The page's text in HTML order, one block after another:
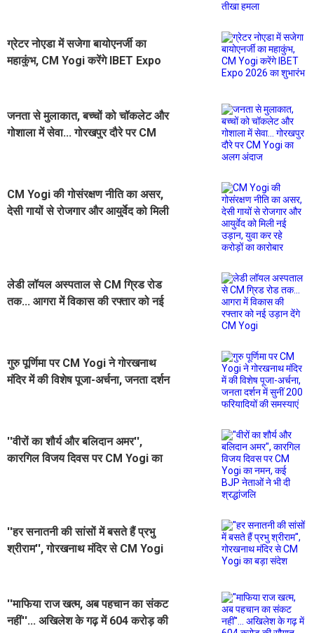
ग्रेटर नोएडा में सजेगा बायोएनर्जी का
महाकुंभ, CM Yogi करेंगे IBET Expo
जनता से मुलाकात, बच्चों को चॉकलेट और
गोशाला में सेवा... गोरखपुर दौरे पर CM
CM Yogi की गोसंरक्षण नीति का असर,
देसी गायों से रोजगार और आयुर्वेद को मिली
लेडी लॉयल अस्पताल से CM ग्रिड रोड
तक... आगरा में विकास की रफ्तार को नई
गुरु पूर्णिमा पर CM Yogi ने गोरखनाथ
मंदिर में की विशेष पूजा-अर्चना, जनता दर्शन
''वीरों का शौर्य और बलिदान अमर'',
कारगिल विजय दिवस पर CM Yogi का
''हर सनातनी की सांसों में बसते हैं प्रभु
श्रीराम'', गोरखनाथ मंदिर से CM Yogi
''माफिया राज खत्म, अब पहचान का संकट
नहीं''... अखिलेश के गढ़ में 604 करोड़ की